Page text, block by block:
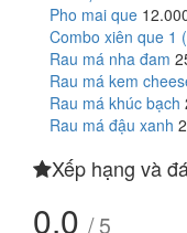
Pho mai que
Combo xiên que 1
Rau má nha đam
Rau má kem
Rau má khúc bạch
Rau má đậu xanh
Xếp hạng và
0.0 / 5